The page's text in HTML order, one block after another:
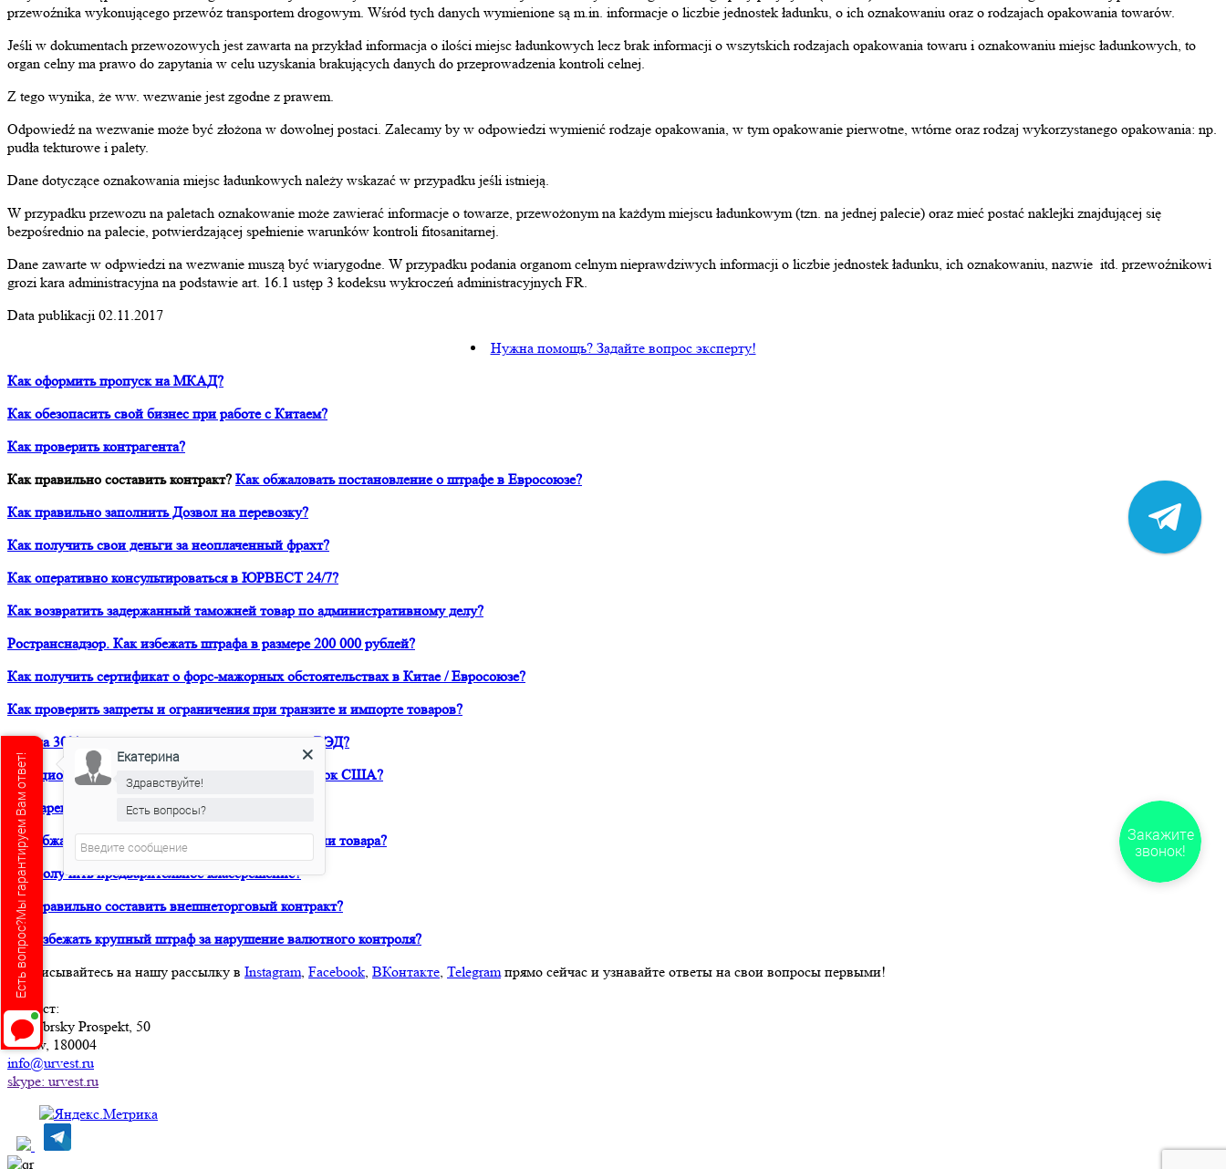
przewoźnika wykonującego przewóz transportem drogowym. Wśród tych danych wymienione są m.in. informacje o liczbie jednostek ładunku, o ich oznakowaniu oraz o rodzajach opakowania towarów.
Jeśli w dokumentach przewozowych jest zawarta na przykład informacja o ilości miejsc ładunkowych lecz brak informacji o wszytskich rodzajach opakowania towaru i oznakowaniu miejsc ładunkowych, to
organ celny ma prawo do zapytania w celu uzyskania brakujących danych do przeprowadzenia kontroli celnej.
Z tego wynika, że ww. wezwanie jest zgodne z prawem.
Odpowiedź na wezwanie może być złożona w dowolnej postaci. Zalecamy by w odpowiedzi wymienić rodzaje opakowania, w tym opakowanie pierwotne, wtórne oraz rodzaj wykorzystanego opakowania: np.
pudła tekturowe i palety.
Dane dotyczące oznakowania miejsc ładunkowych należy wskazać w przypadku jeśli istnieją.
W przypadku przewozu na paletach oznakowanie może zawierać informacje o towarze, przewożonym na każdym miejscu ładunkowym (tzn. na jednej palecie) oraz mieć postać naklejki znajdującej się
bezpośrednio na palecie, potwierdzającej spełnienie warunków kontroli fitosanitarnej.
Dane zawarte w odpwiedzi na wezwanie muszą być wiarygodne. W przypadku podania organom celnym nieprawdziwych informacji o liczbie jednostek ładunku, ich oznakowaniu, nazwie itd. przewoźnikowi
grozi kara administracyjna na podstawie art. 16.1 ustęp 3 kodeksu wykroczeń administracyjnych FR.
Data publikacji 02.11.2017
Нужна помощь? Задайте вопрос эксперту!
Как оформить пропуск на МКАД?
Как обезопасить свой бизнес при работе с Китаем?
Как проверить контрагента?
Как правильно составить контракт? Как обжаловать постановление о штрафе в Евросоюзе?
Как правильно заполнить Дозвол на перевозку?
Как получить свои деньги за неоплаченный фрахт?
Как оперативно консультироваться в ЮРВЕСТ 24/7?
Как возвратить задержанный таможней товар по административному делу?
Ространснадзор. Как избежать штрафа в размере 200 000 рублей?
Как получить сертификат о форс-мажорных обстоятельствах в Китае / Евросоюзе?
Как проверить запреты и ограничения при транзите и импорте товаров?
Как на 30% снизить расходы своей компании на ВЭД?
Санкционный аудит. Как вывести продукт на рынок США?
Как зарегистрировать товарный знак в ТРОИС?
Как обжаловать решение таможни о классификации товара?
Как получить предварительное классрешение?
Как правильно составить внешнеторговый контракт?
Как избежать крупный штраф за нарушение валютного контроля?
Подписывайтесь на нашу рассылку в Instagram, Facebook, ВКонтакте, Telegramпрямо сейчас и узнавайте ответы на свои вопросы первыми!
Юрвест:
Oktyabrsky Prospekt, 50
Psków, 180004
info@urvest.ru
skype: urvest.ru
Закажите
звонок!
Есть вопрос?Мы гарантируем Вам ответ! Екатерина
Здравствуйте!
Есть вопросы?